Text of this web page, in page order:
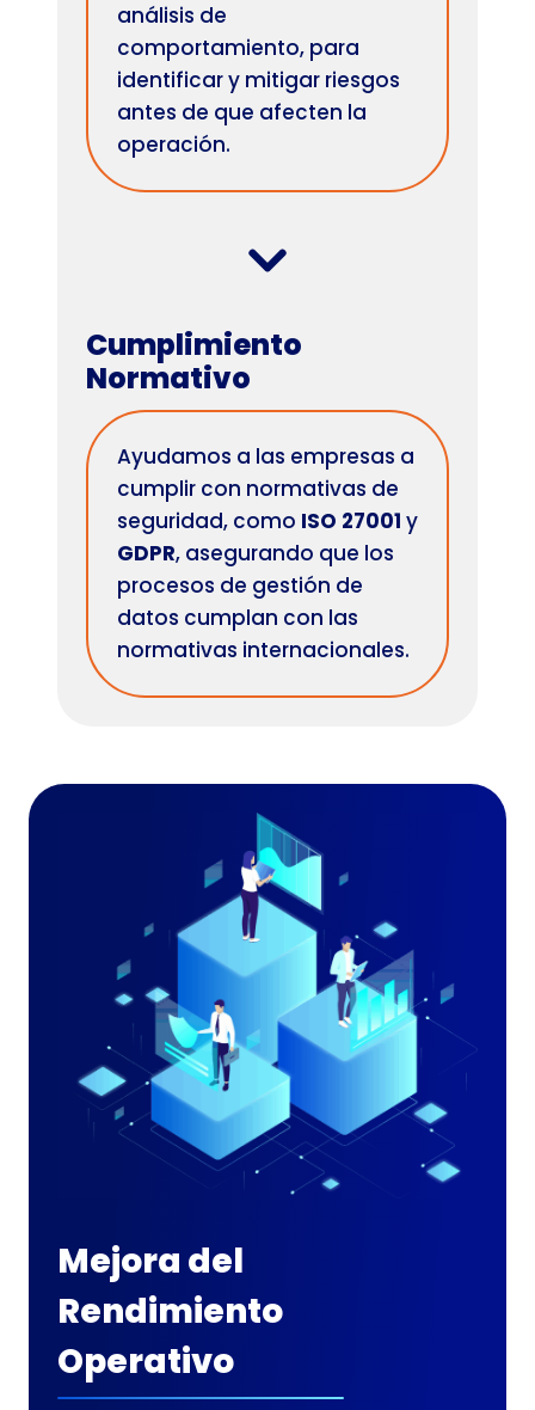
análisis de
comportamiento, para
identificar y mitigar riesgos
antes de que afecten la
operación.
Cumplimiento
Normativo
Ayudamos a las empresas a
cumplir con normativas de
seguridad, como ISO 27001 y
GDPR, asegurando que los
procesos de gestión de
datos cumplan con las
normativas internacionales.
Mejora del
Rendimiento
Operativo